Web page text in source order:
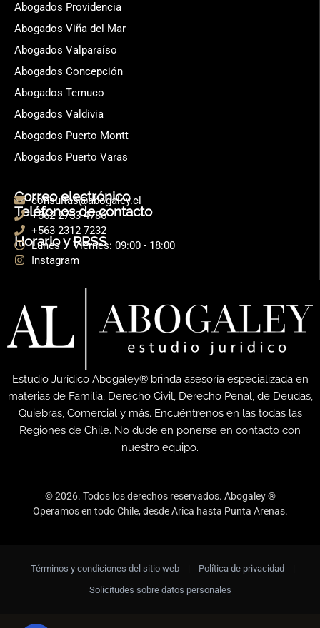
Abogados Providencia
Abogados Viña del Mar
Abogados Valparaíso
Abogados Concepción
Abogados Temuco
Abogados Valdivia
Abogados Puerto Montt
Abogados Puerto Varas
Correo electrónico
consultas@abogaley.cl
Teléfonos de contacto
+562 2753 4786
+563 2312 7232
Horario y RRSS
Lunes – Viernes: 09:00 - 18:00
Instagram
Estudio Jurídico Abogaley® brinda asesoría especializada en
materias de Familia, Derecho Civil, Derecho Penal, de Deudas,
Quiebras, Comercial y más. Encuéntrenos en las todas las
Regiones de Chile. No dude en ponerse en contacto con
nuestro equipo.
© 2026. Todos los derechos reservados. Abogaley ®
Operamos en todo Chile, desde Arica hasta Punta Arenas.
Términos y condiciones del sitio web | Política de privacidad
|
Solicitudes sobre datos personales